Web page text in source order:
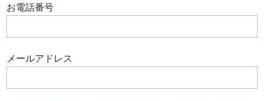
お電話番号
メールアドレス